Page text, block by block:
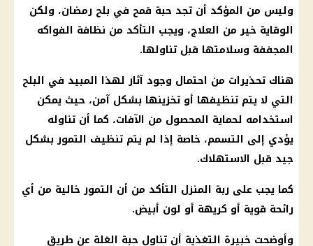
وليس من المؤكد أن تجد حبة قمح في بلح رمضان، ولكن
الوقاية خير من العلاج، ويجب التأكد من نظافة الفواكه
المجففة وسلامتها قبل تناولها.
هناك تحذيرات من احتمال وجود آثار لهذا المبيد في البلح
التي لا يتم تنظيفها أو تخزينها بشكل آمن، حيث يمكن
استخدامه لحماية المحصول من الآفات، كما أن تناوله
يؤدي إلى التسمم، خاصة إذا لم يتم تنظيف التمور بشكل
جيد قبل الاستهلاك.
كما يجب على ربة المنزل التأكد من أن التمور خالية من أي
رائحة قوية أو كريهة أو لون أبيض.
وأوضحت خبيرة التغذية أن تناول حبة الغلة عن طريق